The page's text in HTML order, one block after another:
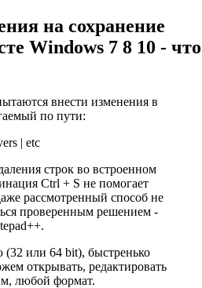
на сохранение
Windows 7 8 10 - что
внести изменения в
по пути:
| etc
строк во встроенном
Ctrl + S не помогает
рассмотренный способ не
проверенным решением -
.
или 64 bit), быстренько
открывать, редактировать
любой формат.